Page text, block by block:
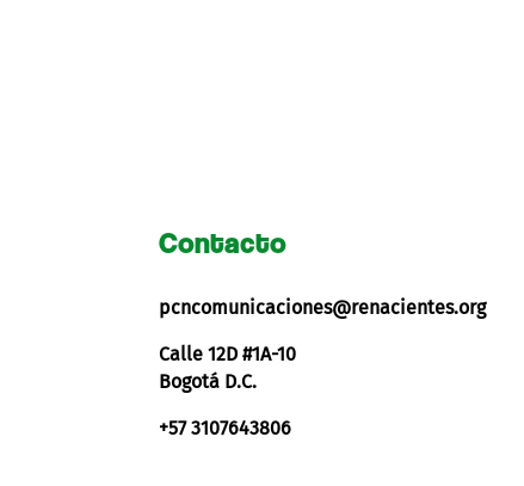
Contacto
pcncomunicaciones@renacientes.org
Calle 12D #1A-10
Bogotá D.C.
+57 3107643806